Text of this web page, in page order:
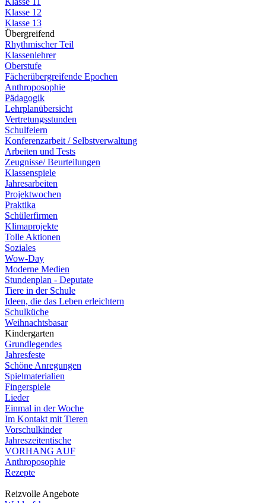
Klasse 12
Klasse 13
Übergreifend
Rhythmischer Teil
Klassenlehrer
Oberstufe
Fächerübergreifende Epochen
Anthroposophie
Pädagogik
Lehrplanübersicht
Vertretungsstunden
Schulfeiern
Konferenzarbeit / Selbstverwaltung
Arbeiten und Tests
Zeugnisse/ Beurteilungen
Klassenspiele
Jahresarbeiten
Projektwochen
Praktika
Schülerfirmen
Klimaprojekte
Tolle Aktionen
Soziales
Wow-Day
Moderne Medien
Stundenplan - Deputate
Tiere in der Schule
Ideen, die das Leben erleichtern
Schulküche
Weihnachtsbasar
Kindergarten
Grundlegendes
Jahresfeste
Schöne Anregungen
Spielmaterialien
Fingerspiele
Lieder
Einmal in der Woche
Im Kontakt mit Tieren
Vorschulkinder
Jahreszeitentische
VORHANG AUF
Anthroposophie
Rezepte
Reizvolle Angebote